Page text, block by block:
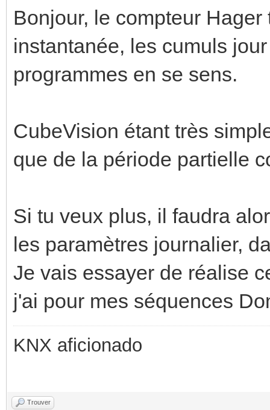
Bonjour, le compteur
instantanée, les cumuls
programmes en se sens.
CubeVision étant très
que de la période partielle
Si tu veux plus, il faudra
les paramètres journalier,
Je vais essayer de réalise
j'ai pour mes séquences
KNX aficionado
Trouver